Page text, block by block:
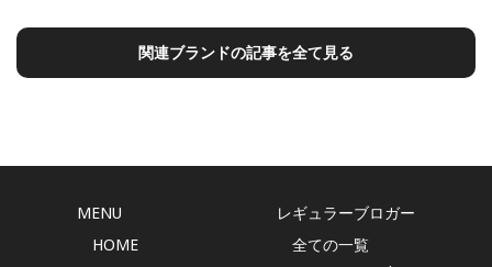
表示を終了する
関連ブランドの記事を全て見る
MENU
HOME
レギュラーブロガー
全ての一覧